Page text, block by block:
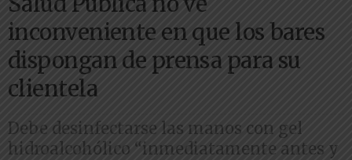
inconveniente en que los bares
dispongan de prensa para su
clientela
Debe desinfectarse las manos con gel
hidroalcohólico “inmediatamente antes y